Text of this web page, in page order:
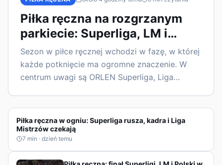
Piłka ręczna na rozgrzanym
parkiecie: Superliga, LM i
kadra w centrum uwagi
Sezon w piłce ręcznej wchodzi w fazę, w której
każde potknięcie ma ogromne znaczenie. W
centrum uwagi są ORLEN Superliga, Liga
kluczowymi miesiącami.
Piłka ręczna w ogniu: Superliga rusza, kadra i Liga
Mistrzów czekają
7 min · dzień temu